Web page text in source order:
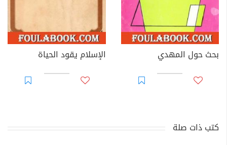
بحث حول المهدي الإسلام يقود الحياة
كتب ذات صلة